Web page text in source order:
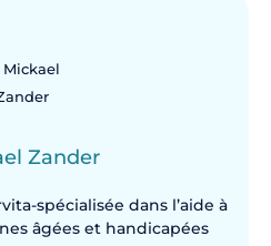
Zander
spécialisée dans l’aide à
âgées et handicapées